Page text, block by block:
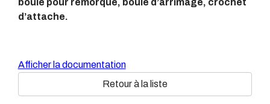
boule pour remorque, boule d’arrimage, crochet
d’attache.
Afficher la documentation
Retour à la liste